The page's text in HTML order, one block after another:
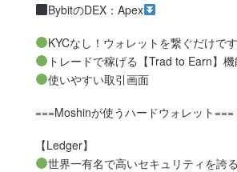
BybitのDEX：Apex
KYCなし！ウォレットを繋ぐだけで
トレードで稼げる【Trad to Earn】
使いやすい取引画面
===Moshinが使うハードウォレット===
【Ledger】
世界一有名で高いセキュリティを誇